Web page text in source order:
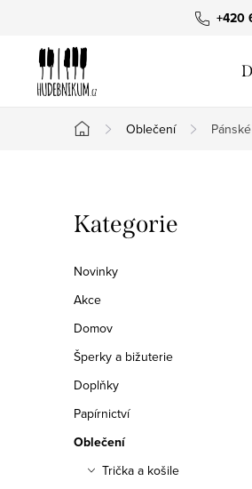
+420
Domů
Oblečení
o
s
t
r
a
n
n
Přeskočit
kategorie
Kategorie
Novinky
Akce
Domov
Šperky a bižuterie
Doplňky
Papírnictví
Oblečení
Trička a košile